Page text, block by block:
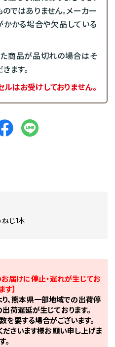
ではありません。メーカー
かかる場合や欠品している
商品が品切れの場合はそ
ます。
はお受けしておりません。
ねじ1本
届けに停止・遅れが生じてお
す】
、熊本県一部地域での出荷停
荷遅延が生じております。
を要する場合がございます。
ださいます様お願い申し上げま
す。